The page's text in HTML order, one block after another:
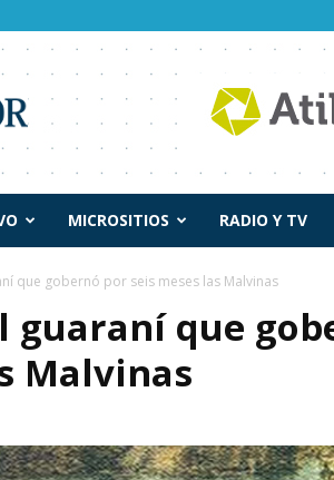
MICROSITIOS RADIO Y TV
que gobernó por seis meses las Malvinas
guaraní que
Malvinas